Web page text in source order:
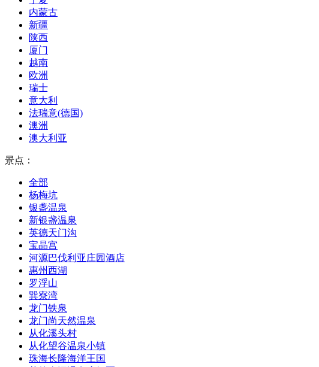
内蒙古
新疆
陕西
厦门
越南
欧洲
瑞士
意大利
法瑞意(德国)
澳洲
澳大利亚
景点：
全部
杨梅坑
银盏温泉
新银盏温泉
英德天门沟
宝晶宫
河源巴伐利亚庄园酒店
惠州西湖
罗浮山
巽寮湾
龙门铁泉
龙门尚天然温泉
从化溪头村
从化望谷温泉小镇
珠海长隆海洋王国